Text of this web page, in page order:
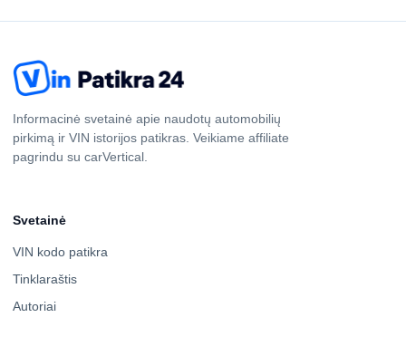
Informacinė svetainė apie naudotų automobilių
pirkimą ir VIN istorijos patikras. Veikiame affiliate
pagrindu su carVertical.
Svetainė
VIN kodo patikra
Tinklaraštis
Autoriai